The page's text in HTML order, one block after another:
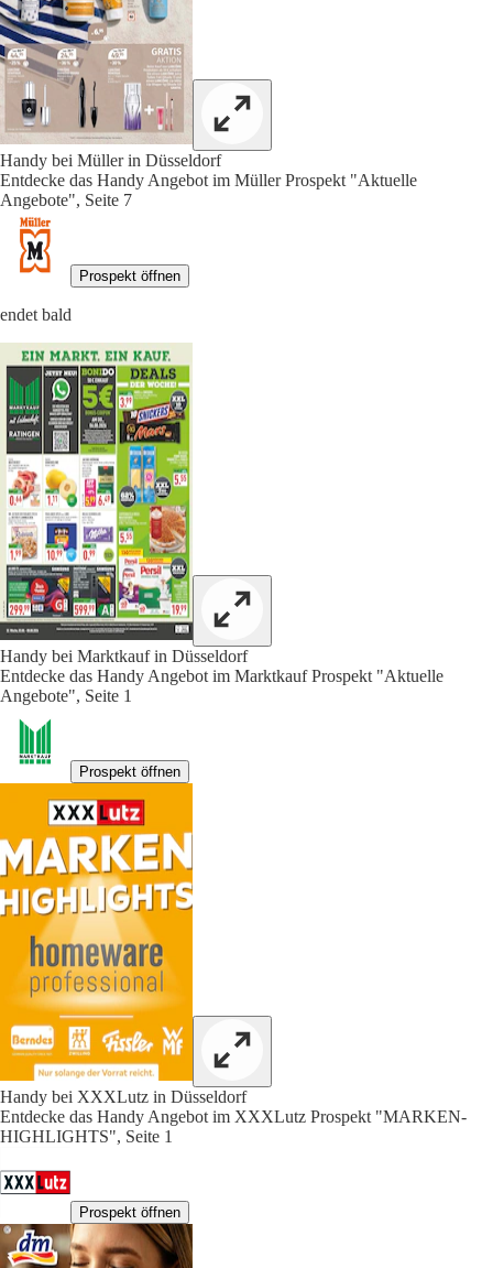
Handy bei Müller in Düsseldorf
Entdecke das Handy Angebot im Müller Prospekt "Aktuelle
Angebote", Seite 7
Prospekt öffnen
endet bald
Handy bei Marktkauf in Düsseldorf
Entdecke das Handy Angebot im Marktkauf Prospekt "Aktuelle
Angebote", Seite 1
Prospekt öffnen
Handy bei XXXLutz in Düsseldorf
Entdecke das Handy Angebot im XXXLutz Prospekt "MARKEN-
HIGHLIGHTS", Seite 1
Prospekt öffnen